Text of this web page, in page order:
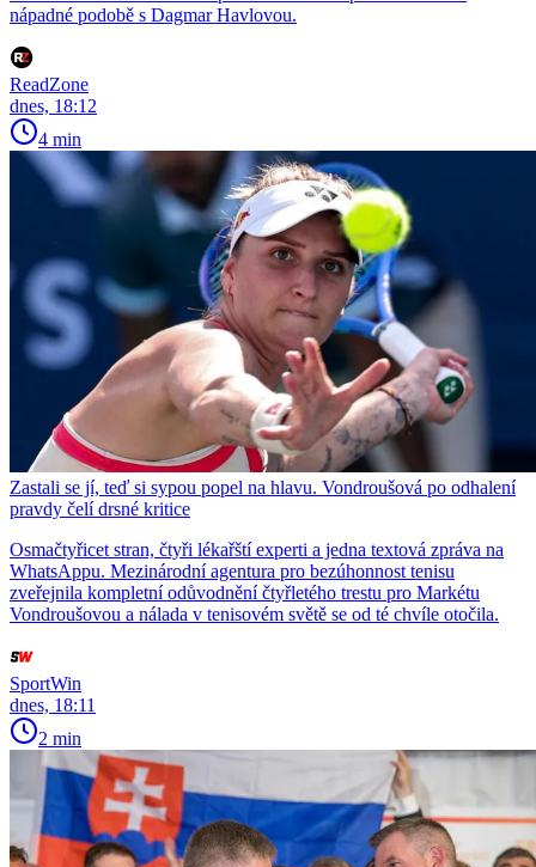
nápadné podobě s Dagmar Havlovou.
ReadZone
dnes, 18:12
4 min
Zastali se jí, teď si sypou popel na hlavu. Vondroušová po odhalení
pravdy čelí drsné kritice
Osmačtyřicet stran, čtyři lékařští experti a jedna textová zpráva na
WhatsAppu. Mezinárodní agentura pro bezúhonnost tenisu
zveřejnila kompletní odůvodnění čtyřletého trestu pro Markétu
Vondroušovou a nálada v tenisovém světě se od té chvíle otočila.
SportWin
dnes, 18:11
2 min